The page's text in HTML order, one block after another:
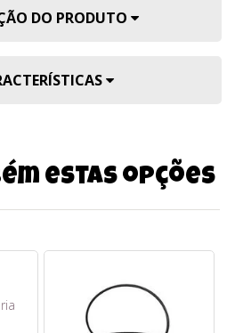
DO PRODUTO
estas opções